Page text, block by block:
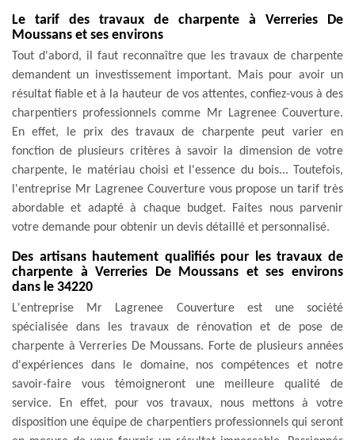
Le tarif des travaux de charpente à Verreries De
Moussans et ses environs
Tout d'abord, il faut reconnaître que les travaux de charpente
demandent un investissement important. Mais pour avoir un
résultat fiable et à la hauteur de vos attentes, confiez-vous à des
charpentiers professionnels comme Mr Lagrenee Couverture.
En effet, le prix des travaux de charpente peut varier en
fonction de plusieurs critères à savoir la dimension de votre
charpente, le matériau choisi et l'essence du bois... Toutefois,
l'entreprise Mr Lagrenee Couverture vous propose un tarif très
abordable et adapté à chaque budget. Faites nous parvenir
votre demande pour obtenir un devis détaillé et personnalisé.
Des artisans hautement qualifiés pour les travaux de
charpente à Verreries De Moussans et ses environs
dans le 34220
L'entreprise Mr Lagrenee Couverture est une société
spécialisée dans les travaux de rénovation et de pose de
charpente à Verreries De Moussans. Forte de plusieurs années
d'expériences dans le domaine, nos compétences et notre
savoir-faire vous témoigneront une meilleure qualité de
service. En effet, pour vos travaux, nous mettons à votre
disposition une équipe de charpentiers professionnels qui seront